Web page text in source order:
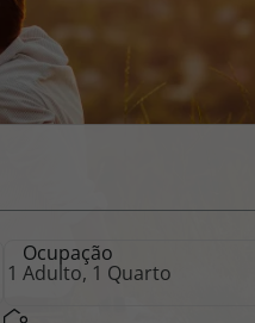
Apoio ao
facilidade na
dispor o nosso
10:00 às 20:00 e
Ocupação